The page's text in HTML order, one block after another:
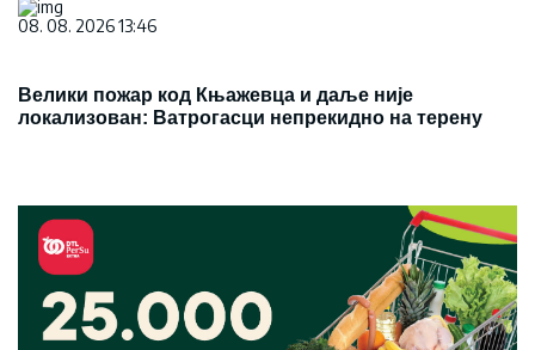
08. 08. 2026 13:46
Велики пожар код Књажевца и даље није
локализован: Ватрогасци непрекидно на терену